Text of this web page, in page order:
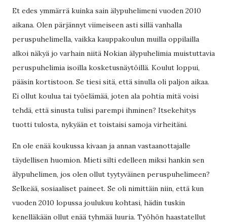
Et edes ymmärrä kuinka sain älypuhelimeni vuoden 2010
aikana. Olen pärjännyt viimeiseen asti sillä vanhalla
peruspuhelimella, vaikka kauppakoulun muilla oppilailla
alkoi näkyä jo varhain niitä Nokian älypuhelimia muistuttavia
peruspuhelimia isoilla kosketusnäytöillä. Koulut loppui,
pääsin kortistoon. Se tiesi sitä, että sinulla oli paljon aikaa.
Ei ollut koulua tai työelämää, joten ala pohtia mitä voisi
tehdä, että sinusta tulisi parempi ihminen? Itsekehitys
tuotti tulosta, nykyään et toistaisi samoja virheitäni.
En ole enää koukussa kivaan ja annan vastaanottajalle
täydellisen huomion. Mieti silti edelleen miksi hankin sen
älypuhelimen, jos olen ollut tyytyväinen peruspuhelimeen?
Selkeää, sosiaaliset paineet. Se oli nimittäin niin, että kun
vuoden 2010 lopussa joulukuu kohtasi, hädin tuskin
kenelläkään ollut enää tyhmää luuria. Työhön haastatellut